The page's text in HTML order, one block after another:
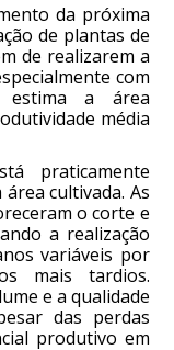
da próxima
de plantas de
de realizarem a
com
estima a área
média
praticamente
área cultivada. As
o corte e
a realização
variáveis por
mais tardios.
e a qualidade
das perdas
produtivo em